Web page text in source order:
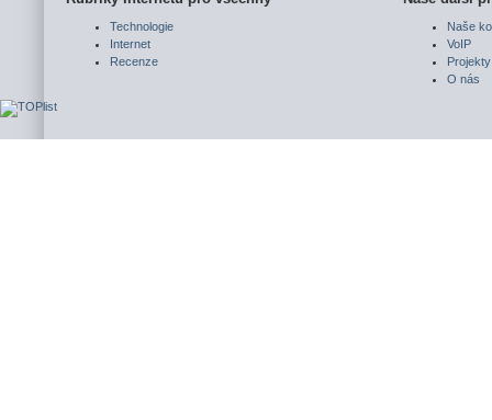
Technologie
Internet
Recenze
Naše
VoIP
Projekty
O nás